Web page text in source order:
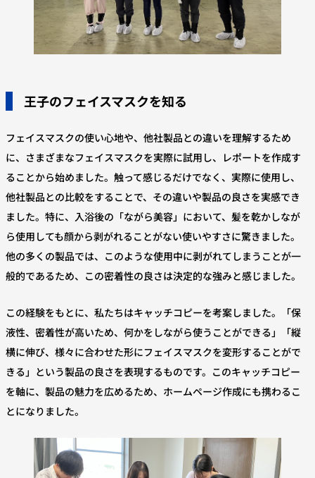
王子のフェイスマスクを知る
フェイスマスクの使い心地や、他社製品との違いを理解するため
に、さまざまなフェイスマスクを実際に試用し、レポートを作成す
ることから始めました。触って感じるだけでなく、実際に使用し、
他社製品との比較をすることで、その違いや製品の良さを実感でき
ました。特に、入浴後の「ながら美容」において、髪を乾かしなが
ら使用しても顔から剥がれることがない使いやすさに驚きました。
他の多くの製品では、このような使用中に剥がれてしまうことが一
般的であるため、この密着性の良さは決定的な強みと感じました。
この経験をもとに、私たちはキャッチコピーを考案しました。「保
液性、密着性が高いため、何かをしながら使うことができる」「縦
横に伸び、様々に合わせた形にフェイスマスクを変形することがで
きる」という製品の良さを表現するものです。このキャッチコピー
を軸に、製品の魅力を広めるため、ホームページ作成にも携わるこ
とになりました。